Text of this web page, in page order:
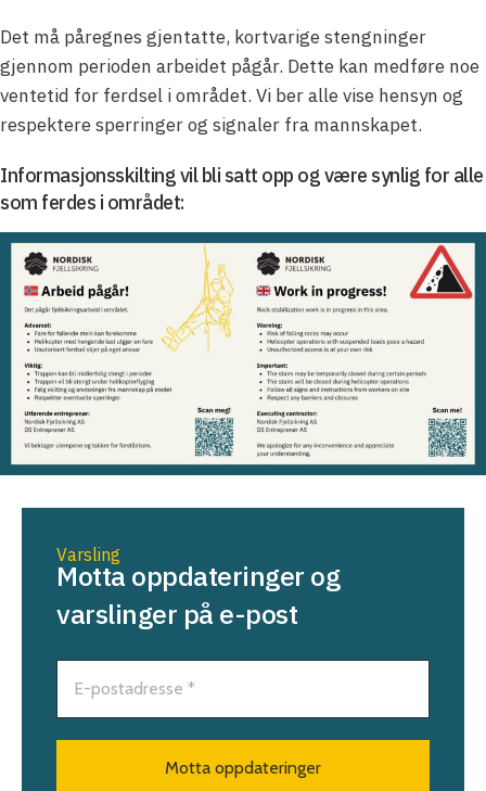
Det må påregnes gjentatte, kortvarige stengninger
gjennom perioden arbeidet pågår. Dette kan medføre noe
ventetid for ferdsel i området. Vi ber alle vise hensyn og
respektere sperringer og signaler fra mannskapet.
Informasjonsskilting vil bli satt opp og være synlig for alle
som ferdes i området:
Varsling
Motta oppdateringer og
varslinger på e-post